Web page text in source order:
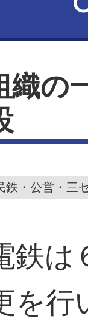
の
鉄・公営・三
は
を